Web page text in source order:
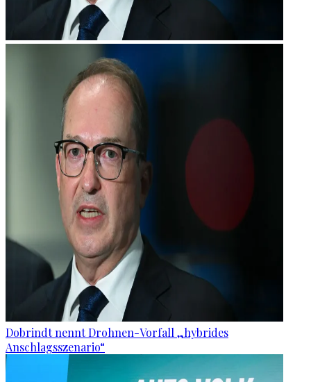
Dobrindt nennt Drohnen-Vorfall „hybrides
Anschlagsszenario“